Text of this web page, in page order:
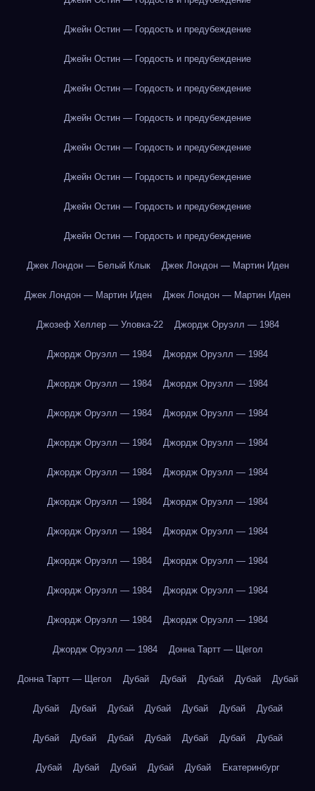
Джейн Остин — Гордость и предубеждение
Джейн Остин — Гордость и предубеждение
Джейн Остин — Гордость и предубеждение
Джейн Остин — Гордость и предубеждение
Джейн Остин — Гордость и предубеждение
Джейн Остин — Гордость и предубеждение
Джейн Остин — Гордость и предубеждение
Джейн Остин — Гордость и предубеждение
Джек Лондон — Белый Клык Джек Лондон — Мартин Иден
Джек Лондон — Мартин Иден Джек Лондон — Мартин Иден
Джозеф Хеллер — Уловка-22 Джордж Оруэлл — 1984
Джордж Оруэлл — 1984 Джордж Оруэлл — 1984
Джордж Оруэлл — 1984 Джордж Оруэлл — 1984
Джордж Оруэлл — 1984 Джордж Оруэлл — 1984
Джордж Оруэлл — 1984 Джордж Оруэлл — 1984
Джордж Оруэлл — 1984 Джордж Оруэлл — 1984
Джордж Оруэлл — 1984 Джордж Оруэлл — 1984
Джордж Оруэлл — 1984 Джордж Оруэлл — 1984
Джордж Оруэлл — 1984 Джордж Оруэлл — 1984
Джордж Оруэлл — 1984 Джордж Оруэлл — 1984
Джордж Оруэлл — 1984 Джордж Оруэлл — 1984
Джордж Оруэлл — 1984 Донна Тартт — Щегол
Донна Тартт — Щегол Дубай Дубай Дубай Дубай Дубай
Дубай Дубай Дубай Дубай Дубай Дубай Дубай
Дубай Дубай Дубай Дубай Дубай Дубай Дубай
Дубай Дубай Дубай Дубай Дубай Екатеринбург